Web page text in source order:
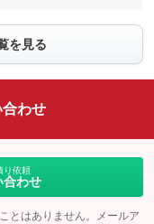
を見る
わせ
り依頼
合わせ
とはありません。メールア